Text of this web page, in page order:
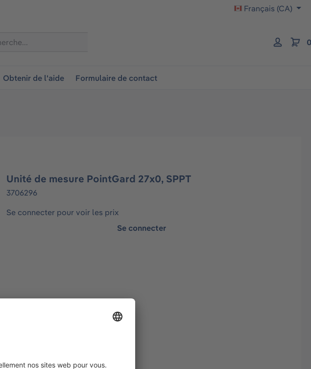
Français (CA)
Obtenir de l'aide Formulaire de contact
Unité de mesure PointGard 27x0, SPPT
3706296
Se connecter pour voir les prix
Se connecter